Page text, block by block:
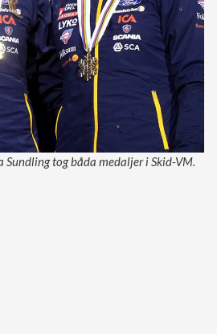
Sundling tog båda medaljer i Skid-VM.